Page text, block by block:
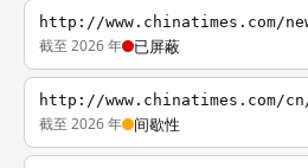
http://www.chinatimes.com/
截至 2026 年 已屏蔽
http://www.chinatimes.com/
截至 2026 年 间歇性